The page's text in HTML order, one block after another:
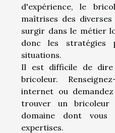
d'expérience, le
maîtrises des
surgir dans le métier
donc les stratégies
situations.
Il est difficile de
bricoleur.
internet ou
trouver un bricoleur
domaine dont vous
expertises.